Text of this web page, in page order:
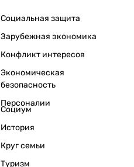
Социальная защита
Зарубежная экономика
Конфликт интересов
Экономическая
безопасность
Персоналии
Социум
История
Круг семьи
Туризм